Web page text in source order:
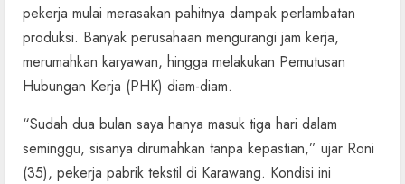
pekerja mulai merasakan pahitnya dampak perlambatan
produksi. Banyak perusahaan mengurangi jam kerja,
merumahkan karyawan, hingga melakukan Pemutusan
Hubungan Kerja (PHK) diam-diam.
“Sudah dua bulan saya hanya masuk tiga hari dalam
seminggu, sisanya dirumahkan tanpa kepastian,” ujar Roni
(35), pekerja pabrik tekstil di Karawang. Kondisi ini